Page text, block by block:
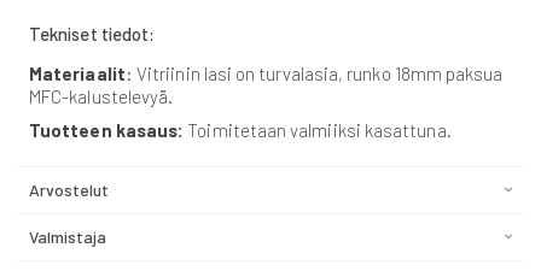
Tekniset tiedot:
Materiaalit: Vitriinin lasi on turvalasia, runko 18mm paksua
MFC-kalustelevyä.
Tuotteen kasaus: Toimitetaan valmiiksi kasattuna.
Arvostelut
Valmistaja